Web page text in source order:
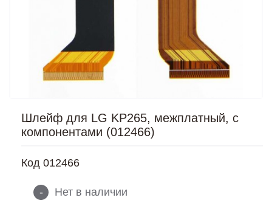
Шлейф для LG KP265, межплатный, с
компонентами (012466)
Код 012466
- Нет в наличии